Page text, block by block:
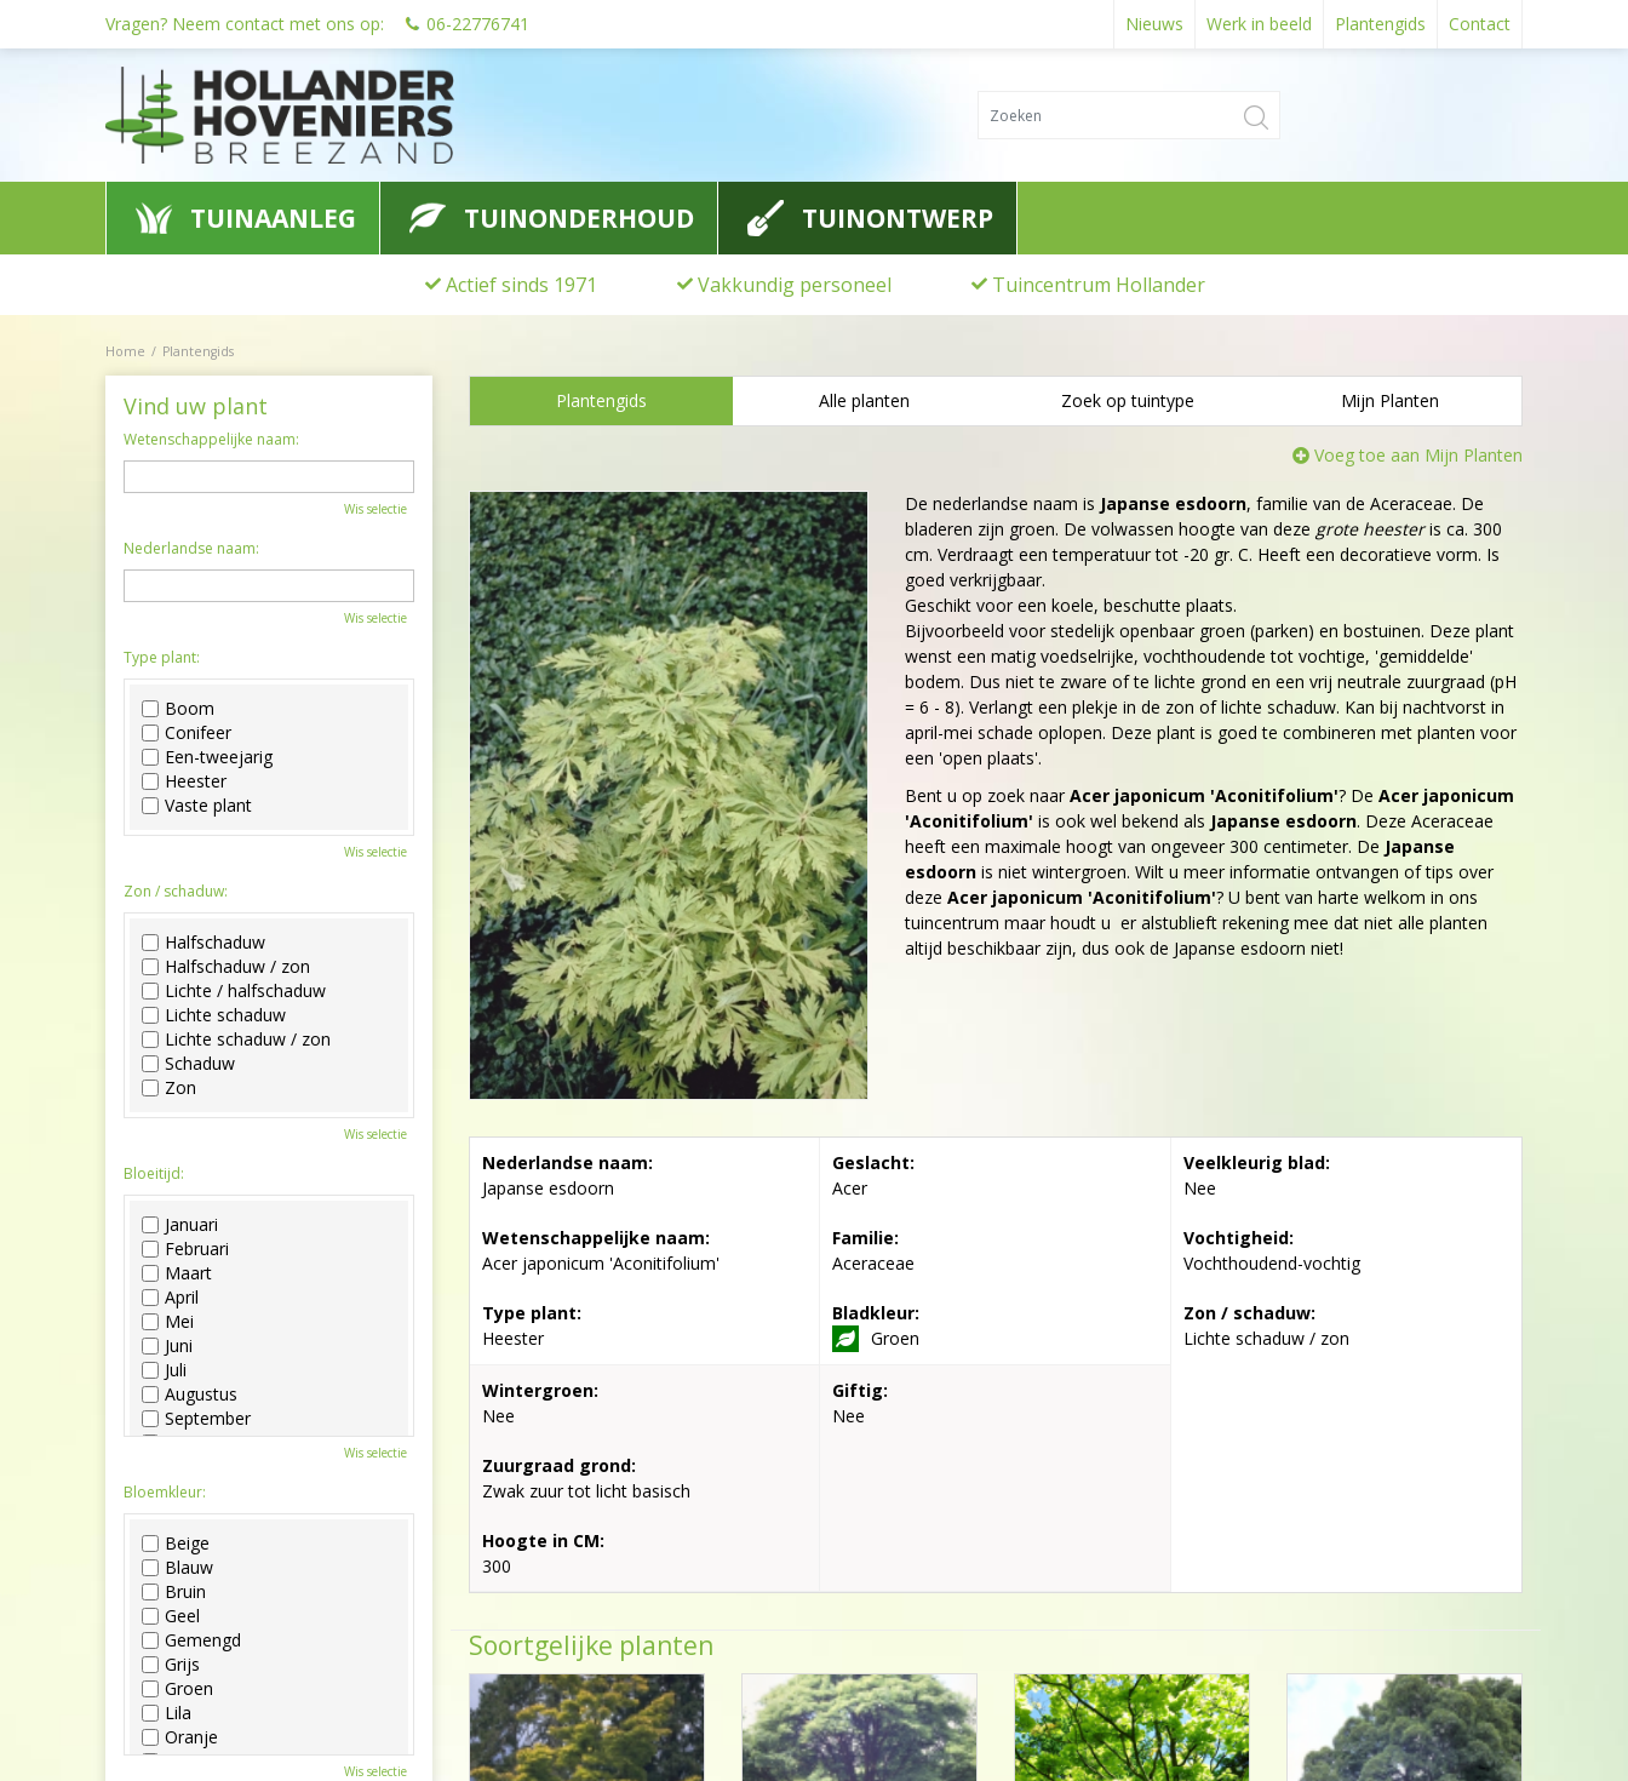
Home Plantengids
Vragen? Neem contact met ons op: 06-22776741 Nieuws Werk in beeld Plantengids Contact
TUINAANLEG TUINONDERHOUD TUINONTWERP
Actief sinds 1971 Vakkundig personeel Tuincentrum Hollander
Plantengids Alle planten Zoek op tuintype Mijn Planten
Voeg toe aan Mijn Planten
De nederlandse naam is Japanse esdoorn, familie van de Aceraceae. De
bladeren zijn groen. De volwassen hoogte van deze grote heesteris ca. 300
cm. Verdraagt een temperatuur tot -20 gr. C. Heeft een decoratieve vorm. Is
goed verkrijgbaar.
Geschikt voor een koele, beschutte plaats.
Bijvoorbeeld voor stedelijk openbaar groen (parken) en bostuinen. Deze plant
wenst een matig voedselrijke, vochthoudende tot vochtige, 'gemiddelde'
bodem. Dus niet te zware of te lichte grond en een vrij neutrale zuurgraad (pH
= 6 - 8). Verlangt een plekje in de zon of lichte schaduw. Kan bij nachtvorst in
april-mei schade oplopen. Deze plant is goed te combineren met planten voor
een 'open plaats'.
Bent u op zoek naar Acer japonicum 'Aconitifolium'? De Acer japonicum
'Aconitifolium' is ook wel bekend als Japanse esdoorn. Deze Aceraceae
heeft een maximale hoogt van ongeveer 300 centimeter. De Japanse
esdoorn is niet wintergroen. Wilt u meer informatie ontvangen of tips over
deze Acer japonicum 'Aconitifolium'? U bent van harte welkom in ons
tuincentrum maar houdt u er alstublieft rekening mee dat niet alle planten
altijd beschikbaar zijn, dus ook de Japanse esdoorn niet!
Nederlandse naam:
Japanse esdoorn
Wetenschappelijke naam:
Acer japonicum 'Aconitifolium'
Type plant:
Heester
Geslacht:
Acer
Familie:
Aceraceae
Bladkleur:
Groen
Veelkleurig blad:
Nee
Vochtigheid:
Vochthoudend-vochtig
Zon / schaduw:
Lichte schaduw / zon
Wintergroen:
Nee
Zuurgraad grond:
Zwak zuur tot licht basisch
Hoogte in CM:
300
Giftig:
Nee
Soortgelijke planten
Vind uw plant
Wetenschappelijke naam:
Wis selectie
Nederlandse naam:
Wis selectie
Type plant:
Boom
Conifeer
Een-tweejarig
Heester
Vaste plant
Wis selectie
Zon / schaduw:
Halfschaduw
Halfschaduw / zon
Lichte / halfschaduw
Lichte schaduw
Lichte schaduw / zon
Schaduw
Zon
Wis selectie
Bloeitijd:
Januari
Februari
Maart
April
Mei
Juni
Juli
Augustus
September
Oktober
December
Wis selectie
Bloemkleur:
Beige
Blauw
Bruin
Geel
Gemengd
Grijs
Groen
Lila
Oranje
Paars
Wis selectie